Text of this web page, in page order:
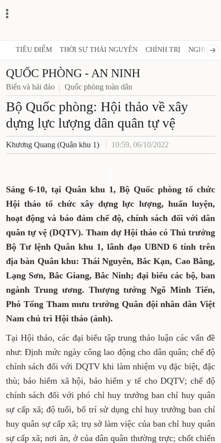
TIÊU ĐIỂM THỜI SỰ THÁI NGUYÊN CHÍNH TRỊ NGHỊ
QUỐC PHÒNG - AN NINH
Biển và hải đảo Quốc phòng toàn dân
Bộ Quốc phòng: Hội thảo về xây
dựng lực lượng dân quân tự vệ
Khương Quang (Quân khu 1) 10:59, 06/10/2022
Sáng 6-10, tại Quân khu 1, Bộ Quốc phòng tổ chức
Hội thảo tổ chức xây dựng lực lượng, huấn luyện,
hoạt động và bảo đảm chế độ, chính sách đối với dân
quân tự vệ (DQTV). Tham dự Hội thảo có Thủ trưởng
Bộ Tư lệnh Quân khu 1, lãnh đạo UBND 6 tỉnh trên
địa bàn Quân khu: Thái Nguyên, Bắc Kạn, Cao Bằng,
Lạng Sơn, Bắc Giang, Bắc Ninh; đại biểu các bộ, ban
ngành Trung ương. Thượng tướng Ngô Minh Tiến,
Phó Tổng Tham mưu trưởng Quân đội nhân dân Việt
Nam chủ trì Hội thảo (ảnh).
Tại Hội thảo, các đại biểu tập trung thảo luận các vấn đề
như: Định mức ngày công lao động cho dân quân; chế độ
chính sách đối với DQTV khi làm nhiệm vụ đặc biệt, đặc
thù; bảo hiểm xã hội, bảo hiểm y tế cho DQTV; chế độ
chính sách đối với phó chỉ huy trưởng ban chỉ huy quân
sự cấp xã; độ tuổi, bố trí sử dụng chỉ huy trưởng ban chỉ
huy quân sự cấp xã; trụ sở làm việc của ban chỉ huy quân
sự cấp xã; nơi ăn, ở của dân quân thường trực; chốt chiến